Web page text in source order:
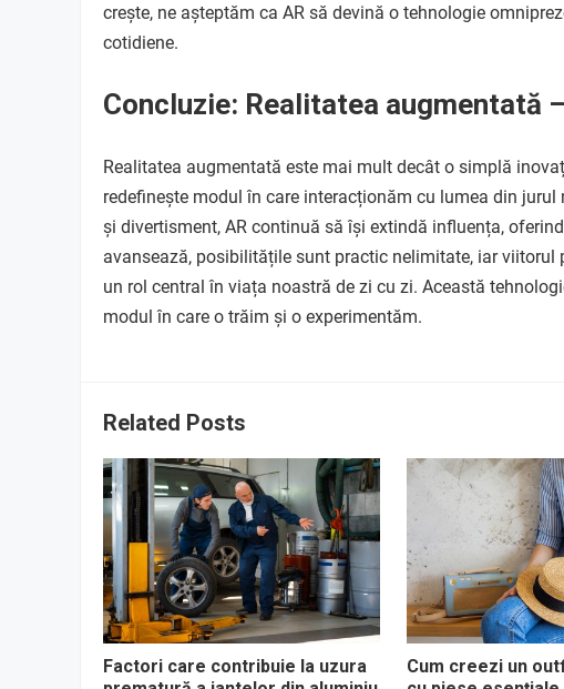
crește, ne așteptăm ca AR să devină o tehnologie
cotidiene.
Concluzie: Realitatea augmentată
Realitatea augmentată este mai mult decât o simplă
redefinește modul în care interacționăm cu lumea din
și divertisment, AR continuă să își extindă influența,
avansează, posibilitățile sunt practic nelimitate, iar
un rol central în viața noastră de zi cu zi. Această
modul în care o trăim și o experimentăm.
Related Posts
Factori care contribuie la uzura
Cum creezi un